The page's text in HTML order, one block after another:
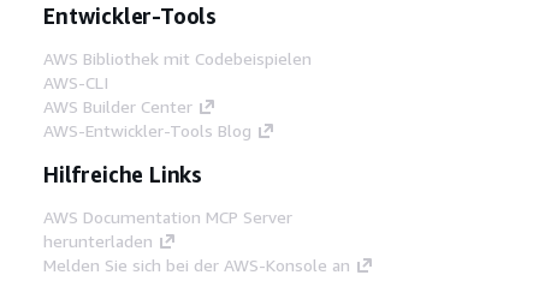
Entwickler-Tools
AWS Bibliothek mit Codebeispielen
AWS-CLI
AWS Builder Center
AWS-Entwickler-Tools Blog
Hilfreiche Links
AWS Documentation MCP Server
herunterladen
Melden Sie sich bei der AWS-Konsole an